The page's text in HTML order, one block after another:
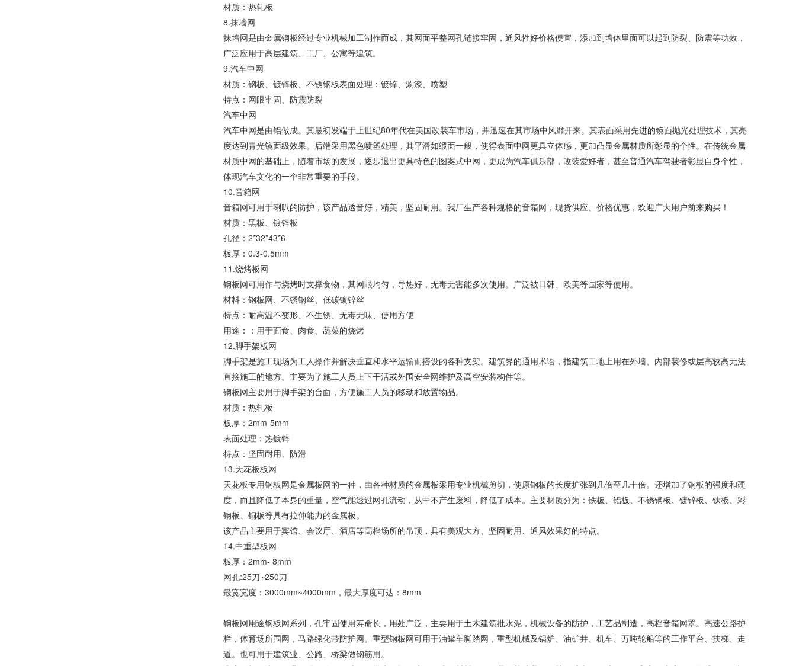
材质：热轧板
8.抹墙网
抹墙网是由金属钢板经过专业机械加工制作而成，其网面平整网孔链接牢固，通风性好价格便宜，添加到墙体里面可以起到防裂、防震等功效，
广泛应用于高层建筑、工厂、公寓等建筑。
9.汽车中网
材质：钢板、镀锌板、不锈钢板表面处理：镀锌、涮漆、喷塑
特点：网眼牢固、防震防裂
汽车中网
汽车中网是由铝做成。其最初发端于上世纪80年代在美国改装车市场，并迅速在其市场中风靡开来。其表面采用先进的镜面抛光处理技术，其亮
度达到青光镜面级效果。后端采用黑色喷塑处理，其平滑如缎面一般，使得表面中网更具立体感，更加凸显金属材质所彰显的个性。在传统金属
材质中网的基础上，随着市场的发展，逐步退出更具特色的图案式中网，更成为汽车俱乐部，改装爱好者，甚至普通汽车驾驶者彰显自身个性，
体现汽车文化的一个非常重要的手段。
10.音箱网
音箱网可用于喇叭的防护，该产品透音好，精美，坚固耐用。我厂生产各种规格的音箱网，现货供应、价格优惠，欢迎广大用户前来购买！
材质：黑板、镀锌板
孔径：2*32*43*6
板厚：0.3-0.5mm
11.烧烤板网
钢板网可用作与烧烤时支撑食物，其网眼均匀，导热好，无毒无害能多次使用。广泛被日韩、欧美等国家等使用。
材料：钢板网、不锈钢丝、低碳镀锌丝
特点：耐高温不变形、不生锈、无毒无味、使用方便
用途：：用于面食、肉食、蔬菜的烧烤
12.脚手架板网
脚手架是施工现场为工人操作并解决垂直和水平运输而搭设的各种支架。建筑界的通用术语，指建筑工地上用在外墙、内部装修或层高较高无法
直接施工的地方。主要为了施工人员上下干活或外围安全网维护及高空安装构件等。
钢板网主要用于脚手架的台面，方便施工人员的移动和放置物品。
材质：热轧板
板厚：2mm-5mm
表面处理：热镀锌
特点：坚固耐用、防滑
13.天花板板网
天花板专用钢板网是金属板网的一种，由各种材质的金属板采用专业机械剪切，使原钢板的长度扩张到几倍至几十倍。还增加了钢板的强度和硬
度，而且降低了本身的重量，空气能透过网孔流动，从中不产生废料，降低了成本。主要材质分为：铁板、铝板、不锈钢板、镀锌板、钛板、彩
钢板、铜板等具有拉伸能力的金属板。
该产品主要用于宾馆、会议厅、酒店等高档场所的吊顶，具有美观大方、坚固耐用、通风效果好的特点。
14.中重型板网
板厚：2mm- 8mm
网孔:25刀~250刀
最宽宽度：3000mm~4000mm，最大厚度可达：8mm
钢板网用途钢板网系列，孔牢固使用寿命长，用处广泛，主要用于土木建筑批水泥，机械设备的防护，工艺品制造，高档音箱网罩。高速公路护
栏，体育场所围网，马路绿化带防护网。重型钢板网可用于油罐车脚踏网，重型机械及锅炉、油矿井、机车、万吨轮船等的工作平台、扶梯、走
道。也可用于建筑业、公路、桥梁做钢筋用。